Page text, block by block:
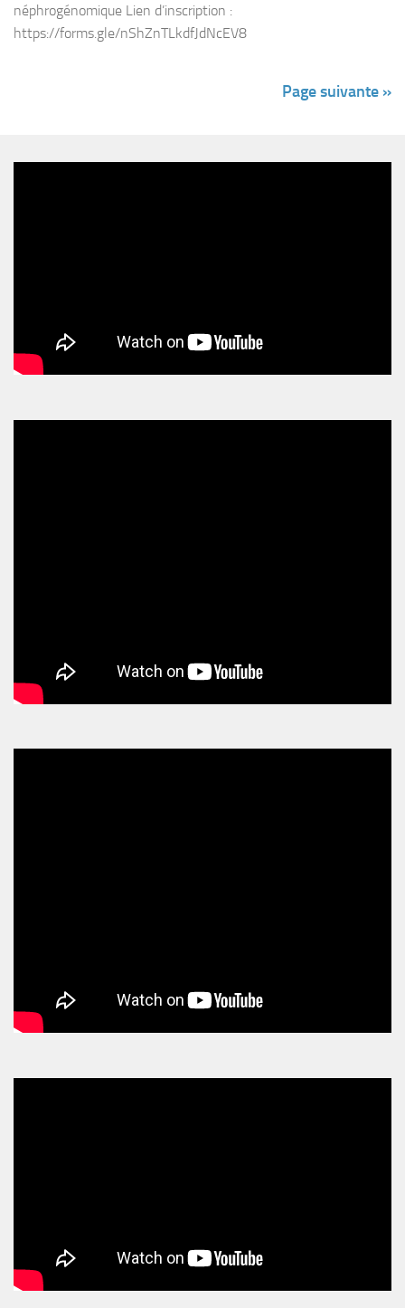
néphrogénomique Lien d’inscription :
https://forms.gle/nShZnTLkdfJdNcEV8
Page suivante »